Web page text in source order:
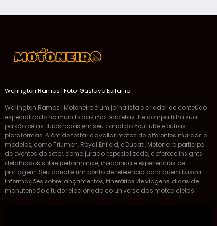
Wellington Ramos | Foto: Gustavo Epifanio
Wellington Ramos | Motoneiro é um jornalista e criador de conteúdo
especializado no mundo das motocicletas. Ele compartilha sua
paixão pelas duas rodas em seu canal do YouTube e outras
plataformas. Além de testar e avaliar motos de diferentes marcas e
modelos, como Triumph, Royal Enfield, e Ducati, Motoneiro participa
de eventos do setor, como jurado especializado, e oferece insights
detalhados sobre performance, mecânica e experiências de
pilotagem. Seu canal é um ponto de referência para quem busca
informações sobre lançamentos, itinerários de viagens, dicas de
manutenção e tudo relacionado ao universo das motocicletas.